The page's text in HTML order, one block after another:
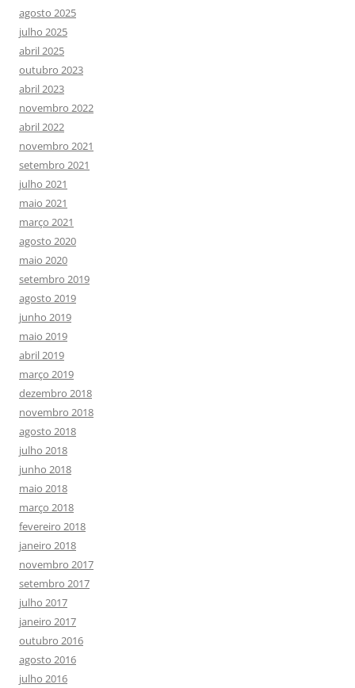
agosto 2025
julho 2025
abril 2025
outubro 2023
abril 2023
novembro 2022
abril 2022
novembro 2021
setembro 2021
julho 2021
maio 2021
março 2021
agosto 2020
maio 2020
setembro 2019
agosto 2019
junho 2019
maio 2019
abril 2019
março 2019
dezembro 2018
novembro 2018
agosto 2018
julho 2018
junho 2018
maio 2018
março 2018
fevereiro 2018
janeiro 2018
novembro 2017
setembro 2017
julho 2017
janeiro 2017
outubro 2016
agosto 2016
julho 2016